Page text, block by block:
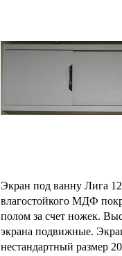
Экран под ванну Лига
влагостойкого МДФ
полом за счет ножек.
экрана подвижные.
нестандартный размер